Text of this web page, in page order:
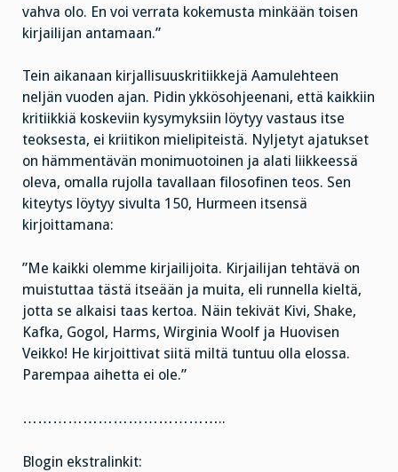
vahva olo. En voi verrata kokemusta minkään toisen
kirjailijan antamaan.”
Tein aikanaan kirjallisuuskritiikkejä Aamulehteen
neljän vuoden ajan. Pidin ykkösohjeenani, että kaikkiin
kritiikkiä koskeviin kysymyksiin löytyy vastaus itse
teoksesta, ei kriitikon mielipiteistä. Nyljetyt ajatukset
on hämmentävän monimuotoinen ja alati liikkeessä
oleva, omalla rujolla tavallaan filosofinen teos. Sen
kiteytys löytyy sivulta 150, Hurmeen itsensä
kirjoittamana:
”Me kaikki olemme kirjailijoita. Kirjailijan tehtävä on
muistuttaa tästä itseään ja muita, eli runnella kieltä,
jotta se alkaisi taas kertoa. Näin tekivät Kivi, Shake,
Kafka, Gogol, Harms, Wirginia Woolf ja Huovisen
Veikko! He kirjoittivat siitä miltä tuntuu olla elossa.
Parempaa aihetta ei ole.”
…………………………………..
Blogin ekstralinkit: